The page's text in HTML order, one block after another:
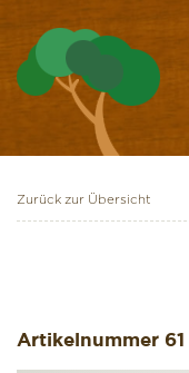
Zurück zur Übersicht
Artikelnummer 61